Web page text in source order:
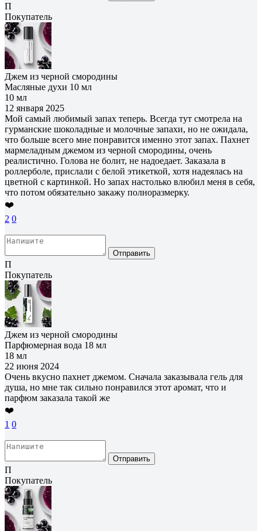
П
Покупатель
Джем из черной смородины
Масляные духи 10 мл
10 мл
12 января 2025
Мой самый любимый запах теперь. Всегда тут смотрела на
гурманские шоколадные и молочные запахи, но не ожидала,
что больше всего мне понравится именно этот запах. Пахнет
мармеладным джемом из черной смородины, очень
реалистично. Голова не болит, не надоедает. Заказала в
роллерболе, прислали с белой этикеткой, хотя надеялась на
цветной с картинкой. Но запах настолько влюбил меня в себя,
что потом обязательно закажу полноразмерку.
❤️
2 0
Отправить
П
Покупатель
Джем из черной смородины
Парфюмерная вода 18 мл
18 мл
22 июня 2024
Очень вкусно пахнет джемом. Сначала заказывала гель для
душа, но мне так сильно понравился этот аромат, что и
парфюм заказала такой же
❤️
1 0
Отправить
П
Покупатель